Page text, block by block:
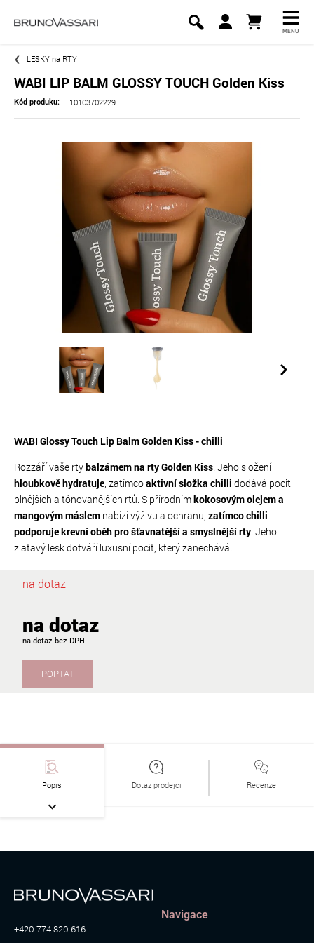
MENU
LESKY na RTY
WABI LIP BALM GLOSSY TOUCH Golden Kiss
Kód produku: 10103702229
WABI Glossy Touch Lip Balm Golden Kiss - chilli
Rozzáří vaše rtybalzámem na rty Golden Kiss. ​​Jeho složení
hloubkově hydratuje, zatímcoaktivní složka chilli dodává pocit
plnějších a tónovanějších rtů. S přírodnímkokosovým olejem a
mangovým máslem nabízí výživu a ochranu, zatímco chilli
podporuje krevní oběh pro šťavnatější a smyslnější rty. Jeho
zlatavý lesk dotváří luxusní pocit, který zanechává.
na dotaz
na dotaz
na dotaz
POPTAT
Popis Dotaz prodejci Recenze
+420 774 820 616
Navigace